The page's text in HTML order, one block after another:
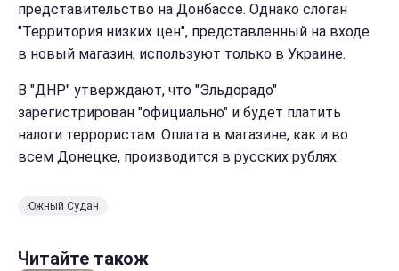
представительство на Донбассе. Однако слоган
"Территория низких цен", представленный на входе
в новый магазин, используют только в Украине.
В "ДНР" утверждают, что "Эльдорадо"
зарегистрирован "официально" и будет платить
налоги террористам. Оплата в магазине, как и во
всем Донецке, производится в русских рублях.
Южный Судан
Читайте також